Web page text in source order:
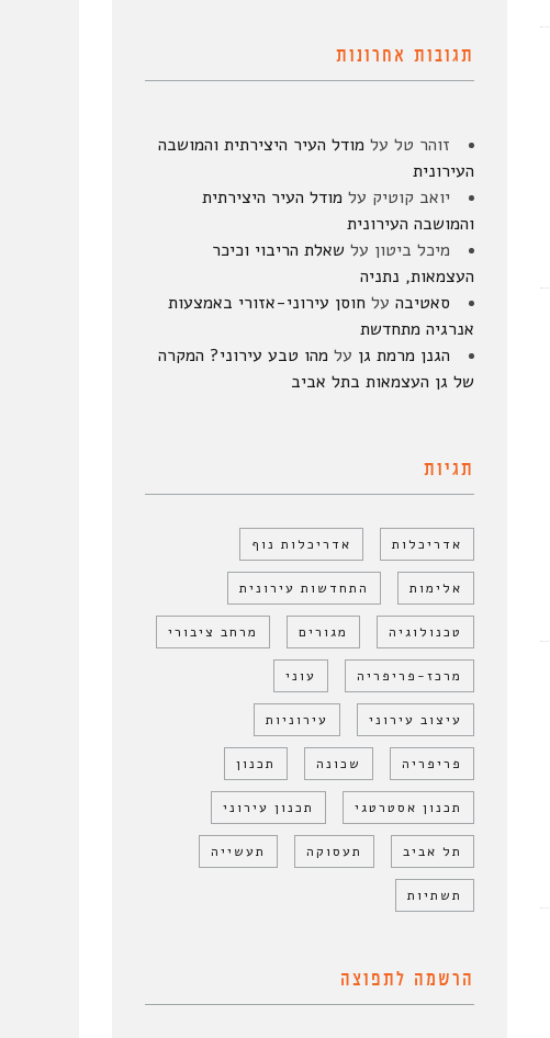
תגובות אחרונות
זוהר טל על מודל העיר היצירתית והמושבה
העירונית
יואב קוטיק על מודל העיר היצירתית
והמושבה העירונית
מיכל ביטון על שאלת הריבוי וכיכר
העצמאות, נתניה
סאטיבה על חוסן עירוני-אזורי באמצעות
אנרגיה מתחדשת
הגנן מרמת גן על מהו טבע עירוני? המקרה
של גן העצמאות בתל אביב
תגיות
אדריכלות אדריכלות נוף
אלימות התחדשות עירונית
טכנולוגיה מגורים מרחב ציבורי
מרכז-פריפריה עוני
עיצוב עירוני עירוניות
פריפריה שכונה תכנון
תכנון אסטרטגי תכנון עירוני
תל אביב תעסוקה תעשייה
תשתיות
הרשמה לתפוצה